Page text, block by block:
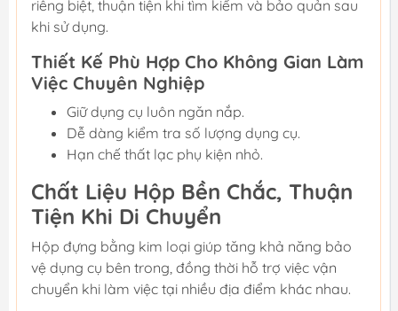
riêng biệt, thuận tiện khi tìm kiếm và bảo quản sau
khi sử dụng.
Thiết Kế Phù Hợp Cho Không Gian Làm
Việc Chuyên Nghiệp
Giữ dụng cụ luôn ngăn nắp.
Dễ dàng kiểm tra số lượng dụng cụ.
Hạn chế thất lạc phụ kiện nhỏ.
Chất Liệu Hộp Bền Chắc, Thuận
Tiện Khi Di Chuyển
Hộp đựng bằng kim loại giúp tăng khả năng bảo
vệ dụng cụ bên trong, đồng thời hỗ trợ việc vận
chuyển khi làm việc tại nhiều địa điểm khác nhau.